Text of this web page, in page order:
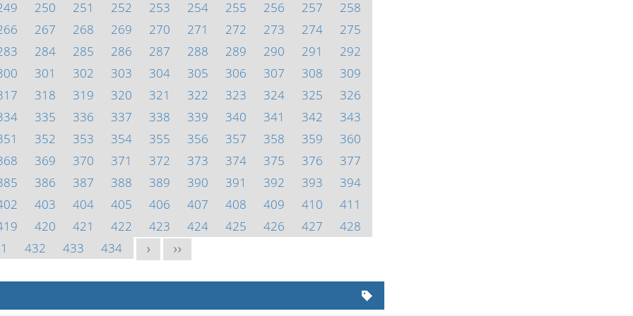
250 251 252 253 254 255 256 257
258
267 268 269 270 271 272 273 274
275
284 285 286 287 288 289 290 291
292
301 302 303 304 305 306 307 308
309
318 319 320 321 322 323 324 325
326
335 336 337 338 339 340 341 342
343
352 353 354 355 356 357 358 359
360
369 370 371 372 373 374 375 376
377
386 387 388 389 390 391 392 393
394
403 404 405 406 407 408 409 410
411
420 421 422 423 424 425 426 427
428
432 433 434 > >>